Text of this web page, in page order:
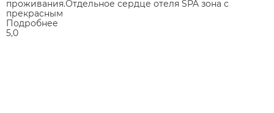
проживания.Отдельное сердце отеля SPA зона с
прекрасным
Подробнее
5,0